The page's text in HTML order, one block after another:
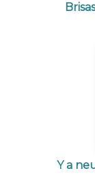
Y a